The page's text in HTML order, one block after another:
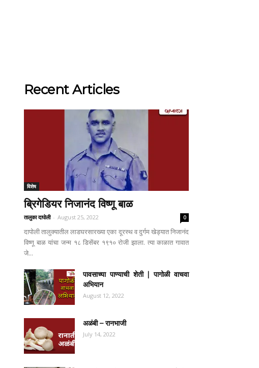
Recent Articles
विशेष
ब्रिगेडियर निजानंद विष्णू बाळ
तालुका दापोली - August 25, 2022 0
दापोली तालुक्यातील लाडघरसारख्या एका दूरस्थ व दुर्गम खेड्यात निजानंद
विष्णू बाळ यांचा जन्म १८ डिसेंबर १९१० रोजी झाला. त्या काळात गावात
जे...
पावसाच्या पाण्याची शेती | पागोळी वाचवा
अभियान
August 12, 2022
अळंबी – रानभाजी
July 14, 2022